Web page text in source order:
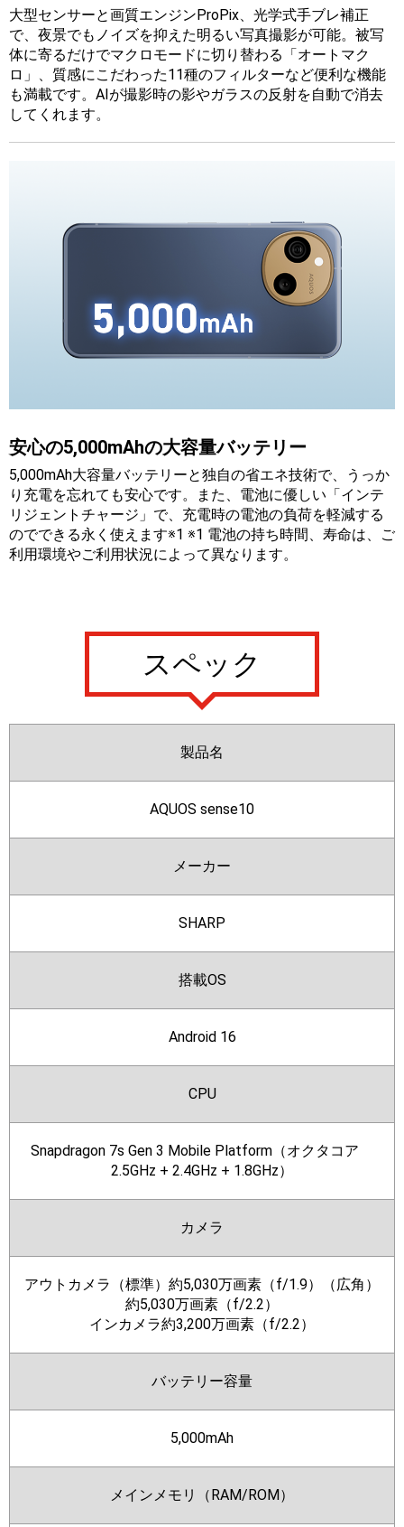
大型センサーと画質エンジンProPix、光学式手ブレ補正
で、夜景でもノイズを抑えた明るい写真撮影が可能。被写
体に寄るだけでマクロモードに切り替わる「オートマク
ロ」、質感にこだわった11種のフィルターなど便利な機能
も満載です。AIが撮影時の影やガラスの反射を自動で消去
してくれます。
安心の5,000mAhの大容量バッテリー
5,000mAh大容量バッテリーと独自の省エネ技術で、うっか
り充電を忘れても安心です。また、電池に優しい「インテ
リジェントチャージ」で、充電時の電池の負荷を軽減する
のでできる永く使えます※1 ※1 電池の持ち時間、寿命は、ご
利用環境やご利用状況によって異なります。
スペック
製品名
AQUOS sense10
メーカー
SHARP
搭載OS
Android 16
CPU
Snapdragon 7s Gen 3 Mobile Platform（オクタコア
2.5GHz + 2.4GHz + 1.8GHz）
カメラ
アウトカメラ（標準）約5,030万画素（f/1.9）（広角）
約5,030万画素（f/2.2）
インカメラ約3,200万画素（f/2.2）
バッテリー容量
5,000mAh
メインメモリ（RAM/ROM）